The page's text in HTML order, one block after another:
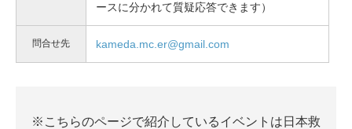
ースに分かれて質疑応答できます）
問合せ先 kameda.mc.er@gmail.com
※こちらのページで紹介しているイベントは日本救